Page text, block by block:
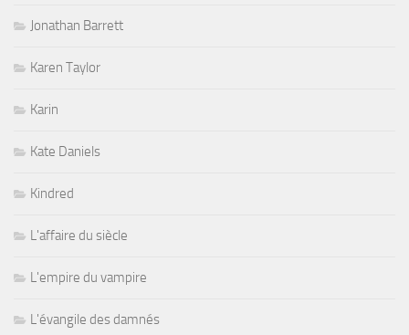
Jonathan Barrett
Karen Taylor
Karin
Kate Daniels
Kindred
L'affaire du siècle
L'empire du vampire
L'évangile des damnés